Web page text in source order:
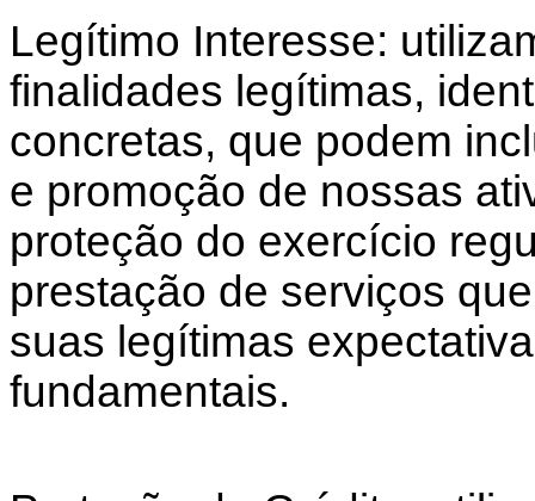
Legítimo Interesse:
finalidades legítimas,
concretas, que podem
e promoção de nossas
proteção do exercício
prestação de serviços
suas legítimas
fundamentais.